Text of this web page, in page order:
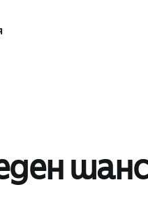
шанс